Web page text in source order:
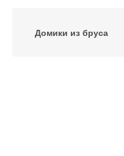
Домики из бруса